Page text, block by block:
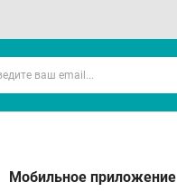
Мобильное приложение